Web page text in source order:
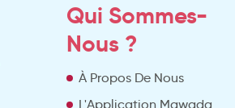
Qui Sommes-
Nous ?
À Propos De Nous
L'Application Mawada